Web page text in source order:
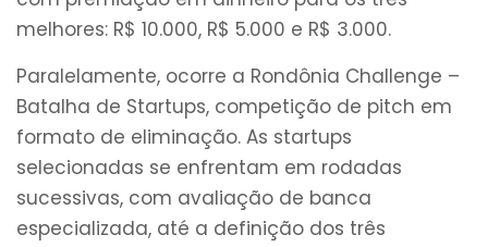
melhores: R$ 10.000, R$ 5.000 e R$ 3.000.
Paralelamente, ocorre a Rondônia Challenge –
Batalha de Startups, competição de pitch em
formato de eliminação. As startups
selecionadas se enfrentam em rodadas
sucessivas, com avaliação de banca
especializada, até a definição dos três